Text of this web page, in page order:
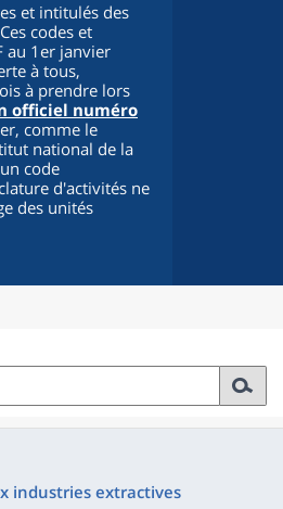
et intitulés des
codes et
au 1er janvier
à tous,
à prendre lors
officiel numéro
comme le
national de la
code
d'activités ne
des unités
industries extractives